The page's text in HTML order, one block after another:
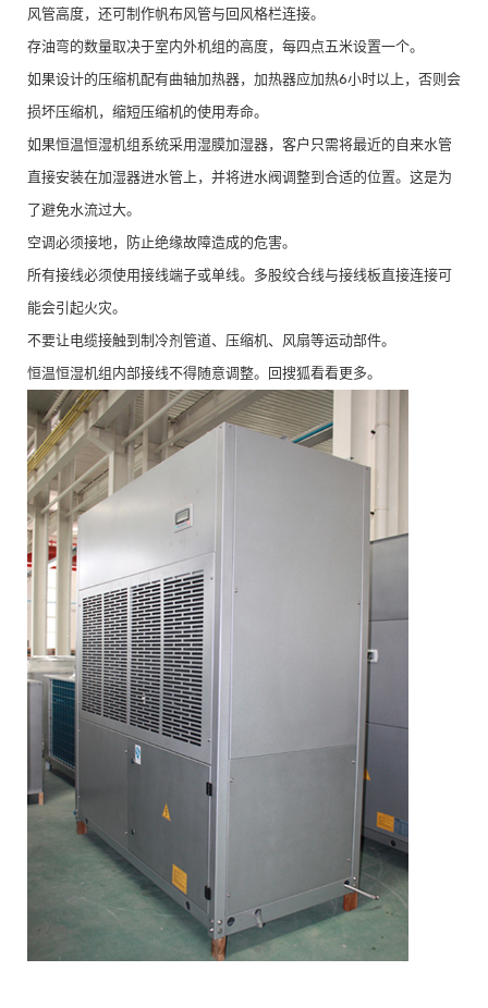
风管高度，还可制作帆布风管与回风格栏连接。
存油弯的数量取决于室内外机组的高度，每四点五米设置一个。
如果设计的压缩机配有曲轴加热器，加热器应加热6小时以上，否则会
损坏压缩机，缩短压缩机的使用寿命。
如果恒温恒湿机组系统采用湿膜加湿器，客户只需将最近的自来水管
直接安装在加湿器进水管上，并将进水阀调整到合适的位置。这是为
了避免水流过大。
空调必须接地，防止绝缘故障造成的危害。
所有接线必须使用接线端子或单线。多股绞合线与接线板直接连接可
能会引起火灾。
不要让电缆接触到制冷剂管道、压缩机、风扇等运动部件。
恒温恒湿机组内部接线不得随意调整。回搜狐看看更多。